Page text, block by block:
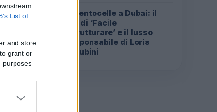
List of
and store
grant or
purposes
Da Centocelle a Dubai: il
crac di ‘Facile
Ristrutturare’ e il lusso
irresponsabile di Loris
Cherubini